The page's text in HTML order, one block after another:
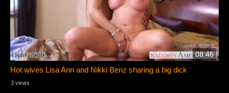
08:46
Hot wives Lisa Ann and Nikki Benz sharing a big dick
3 views